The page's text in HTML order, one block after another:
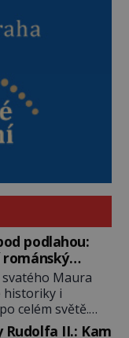
podlahou:
románský
zapadlého
Maura
historiky i
celém světě.
památka
II.: Kam